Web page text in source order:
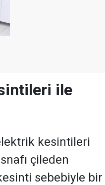
ile
kesintileri
çileden
sebebiyle bir